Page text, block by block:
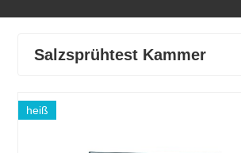
Salzsprühtest Kammer
heiß